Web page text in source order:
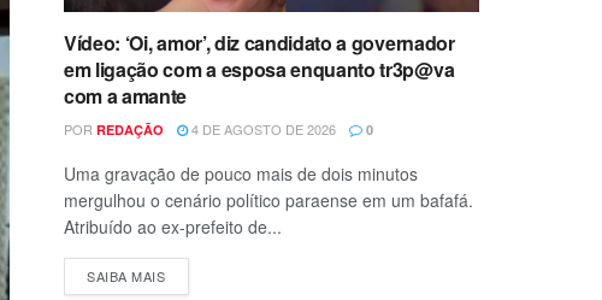
Vídeo: ‘Oi, amor’, diz candidato a governador
em ligação com a esposa enquanto tr3p@va
com a amante
POR REDAÇÃO 4 DE AGOSTO DE 2026 0
Uma gravação de pouco mais de dois minutos
mergulhou o cenário político paraense em um bafafá.
Atribuído ao ex-prefeito de...
SAIBA MAIS